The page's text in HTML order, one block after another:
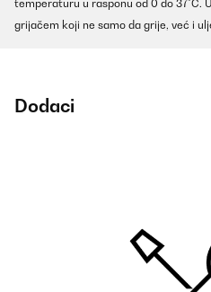
temperaturu u rasponu od 0 do 37°C.
grijačem koji ne samo da grije, već i
Dodaci